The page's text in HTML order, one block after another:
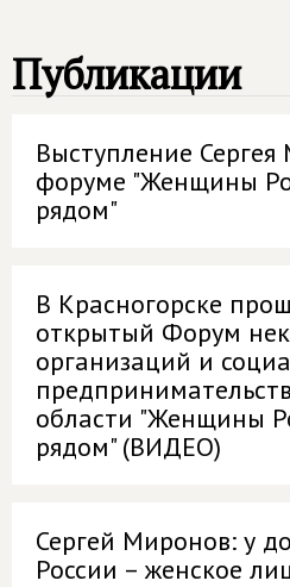
Публикации
Выступление
форуме "Женщины
рядом"
В Красногорске
открытый Форум
организаций и
области "Женщины
рядом" (ВИДЕО)
Сергей Миронов: у
России – женское